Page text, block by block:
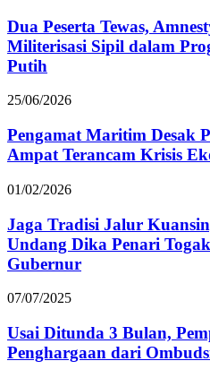
Dua Peserta Tewas,
Militerisasi Sipil dalam
Putih
25/06/2026
Pengamat Maritim Desak
Ampat Terancam Krisis
01/02/2026
Jaga Tradisi Jalur
Undang Dika Penari
Gubernur
07/07/2025
Usai Ditunda 3 Bulan,
Penghargaan dari